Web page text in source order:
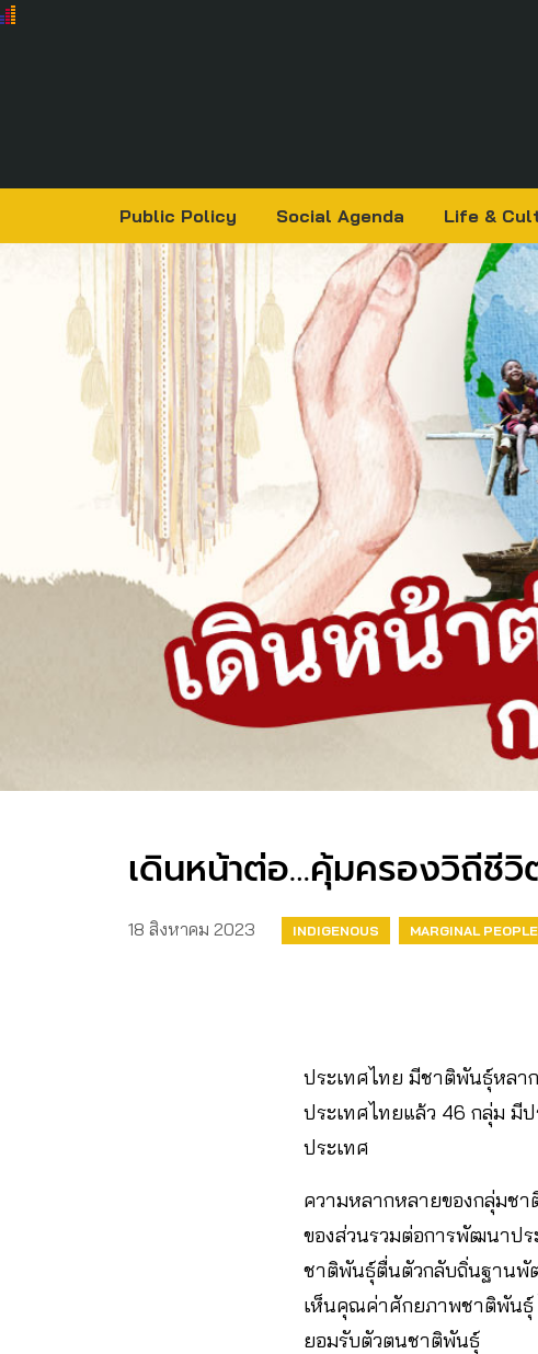
Public Policy Social Agenda Life &
เดินหน้าต่อ…คุ้มครองวิถีชี
18 สิงหาคม 2023 INDIGENOUS MARGINAL PEOPLE
ประเทศไทย มีชาติพันธุ์หลา
ประเทศไทยแล้ว 46 กลุ่ม มี
ประเทศ
ความหลากหลายของกลุ่มช
ของส่วนรวมต่อการพัฒนาป
ชาติพันธุ์ตื่นตัวกลับถิ่นฐานพั
เห็นคุณค่าศักยภาพชาติพันธุ์
ยอมรับตัวตนชาติพันธุ์